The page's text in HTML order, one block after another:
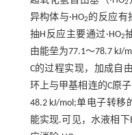
2
异构体与·HO2的反应有
抽H反应主要通过·HO2
由能垒为77.1～78.7 kJ/
C的过程实现，加成自
环上与甲基相连的C原
48.2 kJ/mol;单电子转移
能实现.可见，水液相下